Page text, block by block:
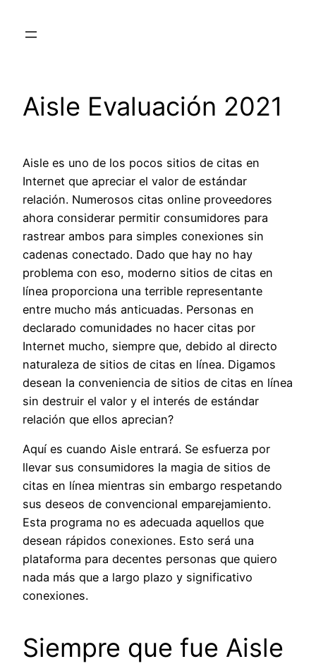
Aisle Evaluación 2021
Aisle es uno de los pocos sitios de citas en
Internet que apreciar el valor de estándar
relación. Numerosos citas online proveedores
ahora considerar permitir consumidores para
rastrear ambos para simples conexiones sin
cadenas conectado. Dado que hay no hay
problema con eso, moderno sitios de citas en
línea proporciona una terrible representante
entre mucho más anticuadas. Personas en
declarado comunidades no hacer citas por
Internet mucho, siempre que, debido al directo
naturaleza de sitios de citas en línea. Digamos
desean la conveniencia de sitios de citas en línea
sin destruir el valor y el interés de estándar
relación que ellos aprecian?
Aquí es cuando Aisle entrará. Se esfuerza por
llevar sus consumidores la magia de sitios de
citas en línea mientras sin embargo respetando
sus deseos de convencional emparejamiento.
Esta programa no es adecuada aquellos que
desean rápidos conexiones. Esto será una
plataforma para decentes personas que quiero
nada más que a largo plazo y significativo
conexiones.
Siempre que fue Aisle